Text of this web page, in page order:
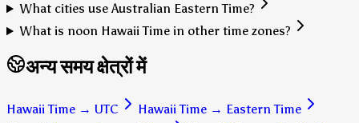
What cities use Australian Eastern Time?
What is noon Hawaii Time in other time zones?
अन्य समय क्षेत्रों में
Hawaii Time → UTC Hawaii Time → Eastern Time